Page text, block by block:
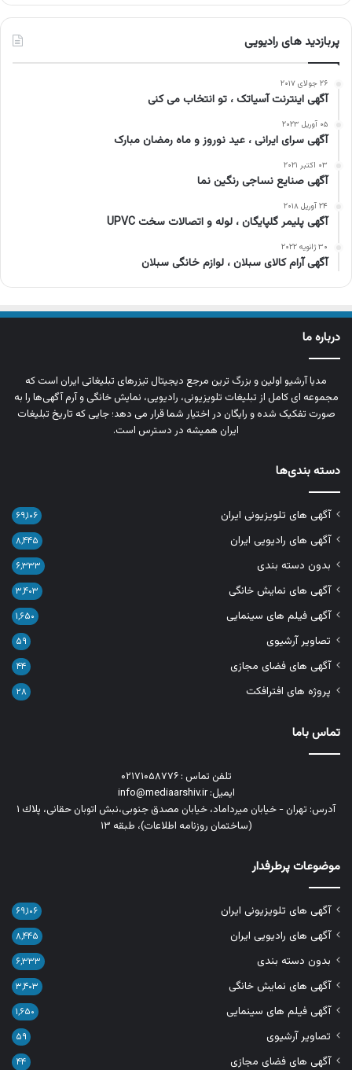
پربازدید های رادیویی
۲۶ جولای ۲۰۱۷
آگهی اینترنت آسیاتک ، تو انتخاب می کنی
۰۵ آوریل ۲۰۲۳
آگهی سرای ایرانی ، عید نوروز و ماه رمضان مبارک
۰۳ اکتبر ۲۰۲۱
آگهی صنایع نساجی رنگین نما
۲۴ آوریل ۲۰۱۸
آگهی پلیمر گلپایگان ، لوله و اتصالات سخت UPVC
۳۰ ژانویه ۲۰۲۲
آگهی آرام کالای سبلان ، لوازم خانگی سبلان
درباره ما
مدیا آرشیو اولین و بزرگ‌ ترین مرجع دیجیتال تیزرهای تبلیغاتی ایران است که
مجموعه‌ ای کامل از تبلیغات تلویزیونی، رادیویی، نمایش خانگی و آرم‌ آگهی‌ها را به‌
صورت تفکیک‌ شده و رایگان در اختیار شما قرار می‌ دهد؛ جایی که تاریخ تبلیغات
ایران همیشه در دسترس است.
دسته بندی‌ها
آگهی های تلویزیونی ایران ۶۹,۱۰۶
آگهی های رادیویی ایران ۸,۴۴۵
بدون دسته بندی ۶,۳۳۳
آگهی های نمایش خانگی ۳,۴۰۳
آگهی فیلم های سینمایی ۱,۶۵۰
تصاویر آرشیوی ۵۹
آگهی های فضای مجازی ۴۴
پروژه های افترافکت ۲۸
تماس باما
تلفن تماس : ۰۲۱۷۱۰۵۸۷۷۶
ایمیل: info@mediaarshiv.ir
آدرس: تهران - خیابان میرداماد، خیابان مصدق جنوبی،نبش اتوبان حقانی، پلاك ١
(ساختمان روزنامه اطلاعات)، طبقه ۱۳
موضوعات پرطرفدار
آگهی های تلویزیونی ایران ۶۹,۱۰۶
آگهی های رادیویی ایران ۸,۴۴۵
بدون دسته بندی ۶,۳۳۳
آگهی های نمایش خانگی ۳,۴۰۳
آگهی فیلم های سینمایی ۱,۶۵۰
تصاویر آرشیوی ۵۹
آگهی های فضای مجازی ۴۴